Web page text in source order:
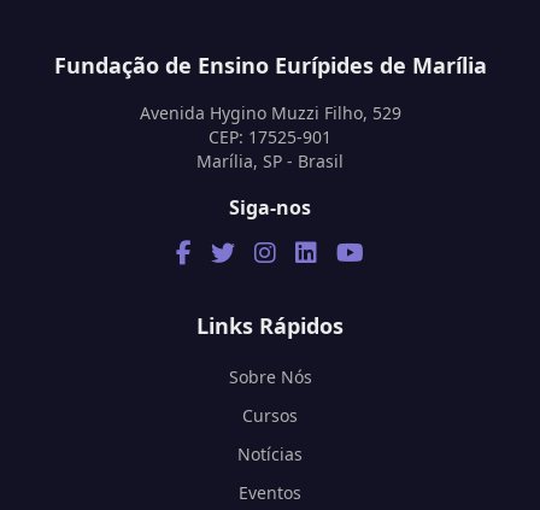
Fundação de Ensino Eurípides de Marília
Avenida Hygino Muzzi Filho, 529
CEP: 17525-901
Marília, SP - Brasil
Siga-nos
Links Rápidos
Sobre Nós
Cursos
Notícias
Eventos